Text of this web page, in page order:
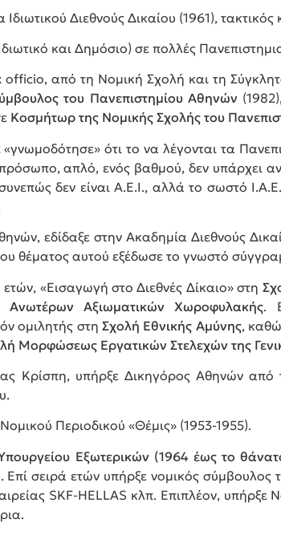
Διεθνούς Δικαίου (1961),
και Δημόσιο) σε πολλές
από τη Νομική Σχολή και τη
του Πανεπιστημίου Αθηνών
Κοσμήτωρ της Νομικής Σχολής του
«γνωμοδότησε» ότι το να λέγονται τα
απλό, ενός βαθμού, δεν υπάρχει
δεν είναι Α.Ε.Ι., αλλά το σωστό
εδίδαξε στην Ακαδημία Διεθνούς
του θέματος αυτού εξέδωσε το γνωστό
«Εισαγωγή στο Διεθνές Δίκαιο» στη
Ανωτέρων Αξιωματικών Χωροφυλακής.
ομιλητής στηΣχολή Εθνικής Αμύνης,
Μορφώσεως Εργατικών Στελεχών της
Κρίσπη, υπήρξε Δικηγόρος Αθηνών
Περιοδικού «Θέμις» (1953-1955).
Εξωτερικών (1964 έως το
Επί σειρά ετών υπήρξε νομικός
SKF-HELLAS κλπ. Επιπλέον,